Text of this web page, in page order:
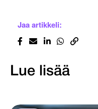
Jaa artikkeli:
Lue lisää